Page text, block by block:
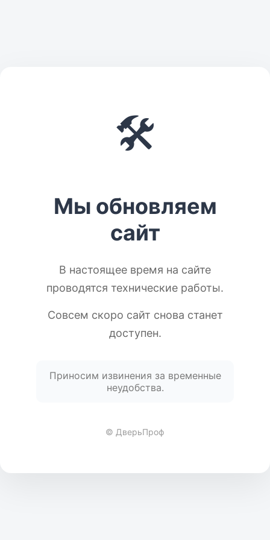
🛠️
Мы обновляем
сайт
В настоящее время на сайте
проводятся технические работы.
Совсем скоро сайт снова станет
доступен.
Приносим извинения за временные
неудобства.
© ДверьПроф